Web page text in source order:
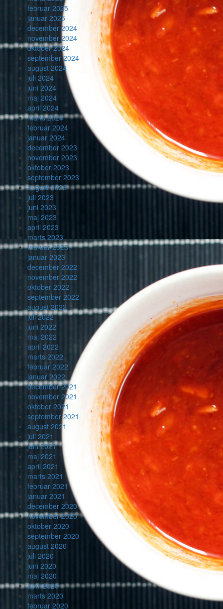
februar 2025
januar 2025
december 2024
november 2024
oktober 2024
september 2024
august 2024
juli 2024
juni 2024
maj 2024
april 2024
marts 2024
februar 2024
januar 2024
december 2023
november 2023
oktober 2023
september 2023
august 2023
juli 2023
juni 2023
maj 2023
april 2023
marts 2023
februar 2023
januar 2023
december 2022
november 2022
oktober 2022
september 2022
august 2022
juli 2022
juni 2022
maj 2022
april 2022
marts 2022
februar 2022
januar 2022
december 2021
november 2021
oktober 2021
september 2021
august 2021
juli 2021
juni 2021
maj 2021
april 2021
marts 2021
februar 2021
januar 2021
december 2020
november 2020
oktober 2020
september 2020
august 2020
juli 2020
juni 2020
maj 2020
april 2020
marts 2020
februar 2020